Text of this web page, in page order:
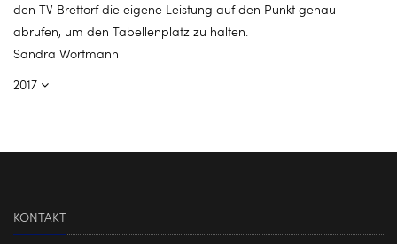
den TV Brettorf die eigene Leistung auf den Punkt genau
abrufen, um den Tabellenplatz zu halten.
Sandra Wortmann
2017
KONTAKT